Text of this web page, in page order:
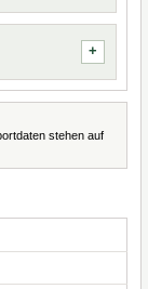
stehen auf